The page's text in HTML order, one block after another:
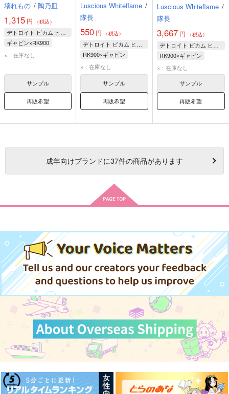
壊れもの / 陶乃皿
1,315 円 （税込）
デトロイト ビカム ヒューマン
ギャビン×RK900
ギャビン・リード
×：在庫なし
サンプル
再販希望
Luscious Whiteflame /
隊長
550 円 （税込）
デトロイト ビカム ヒューマン
RK900×ギャビン
RK900
ギャビン・リード
×：在庫なし
サンプル
再販希望
Luscious Whiteflame /
隊長
3,667円 （税込）
デトロイト ビカム ヒューマン
RK900×ギャビン
RK900
ギャビン・リード
×：在庫なし
サンプル
再販希望
成年向けブランドに37件の商品があります